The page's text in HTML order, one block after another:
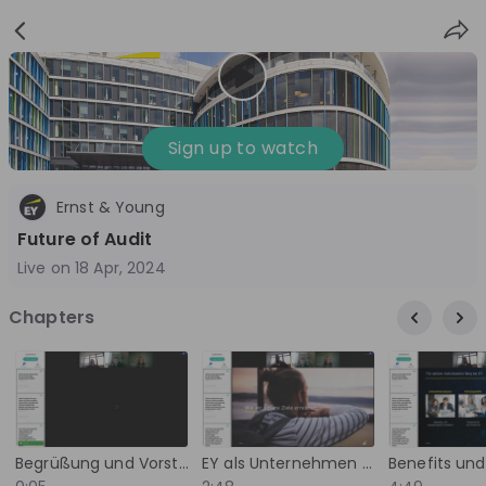
Login
up
EY Germany
Germany
Management Consulting, Accounting
Overview Jobs Live streams Recordings
Sign up to watch
Ernst & Young
Future of Audit
Live on 18 Apr, 2024
Chapters
Begrüßung und Vorstellung des Teams
EY als Unternehmen - Zahlen und Fakten